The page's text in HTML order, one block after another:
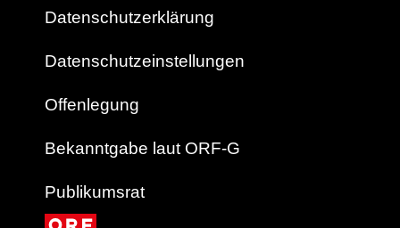
Datenschutzerklärung
Datenschutzeinstellungen
Offenlegung
Bekanntgabe laut ORF-G
Publikumsrat